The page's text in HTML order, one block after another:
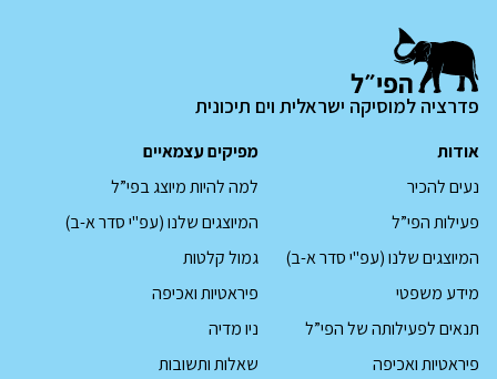
פדרציה למוסיקה ישראלית וים תיכונית
אודות
נעים להכיר
פעילות הפי”ל
המיוצגים שלנו (עפ"י סדר א-ב)
מידע משפטי
תנאים לפעילותה של הפי”ל
פיראטיות ואכיפה
מפיקים עצמאיים
למה להיות מיוצג בפי”ל
המיוצגים שלנו (עפ"י סדר א-ב)
גמול קלטות
פיראטיות ואכיפה
ניו מדיה
שאלות ותשובות